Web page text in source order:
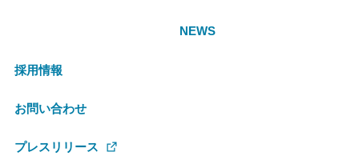
NEWS
採用情報
お問い合わせ
プレスリリース